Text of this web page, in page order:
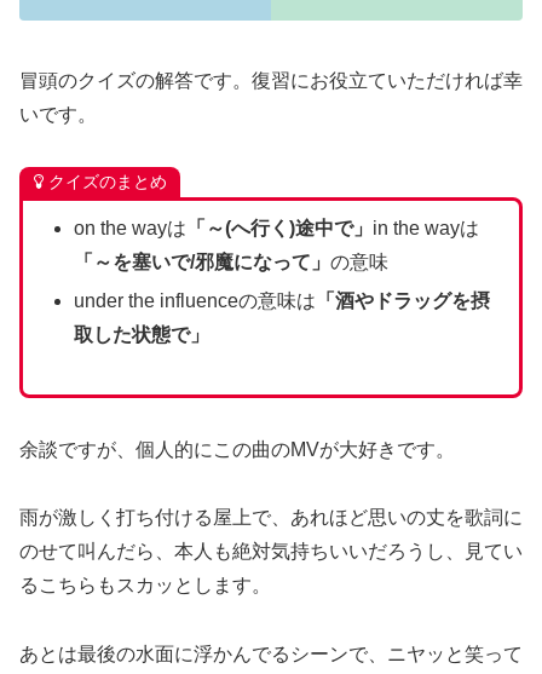
冒頭のクイズの解答です。復習にお役立ていただければ幸
いです。
クイズのまとめ
on the wayは 「～(へ行く)途中で」 in the wayは
「～を塞いで/邪魔になって」 の意味
under the influenceの意味は 「酒やドラッグを摂
取した状態で」
余談ですが、個人的にこの曲のMVが大好きです。
雨が激しく打ち付ける屋上で、あれほど思いの丈を歌詞に
のせて叫んだら、本人も絶対気持ちいいだろうし、見てい
るこちらもスカッとします。
あとは最後の水面に浮かんでるシーンで、ニヤッと笑って